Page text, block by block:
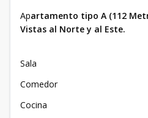
Apartamento tipo A (112
Vistas al Norte y al Este.
Sala
Comedor
Cocina